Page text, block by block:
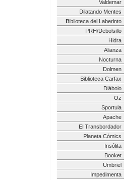
Valdemar
Dilatando Mentes
Biblioteca del Laberinto
PRH/Debolsillo
Hidra
Alianza
Nocturna
Dolmen
Biblioteca Carfax
Diábolo
Oz
Sportula
Apache
El Transbordador
Planeta Cómics
Insólita
Booket
Umbriel
Impedimenta